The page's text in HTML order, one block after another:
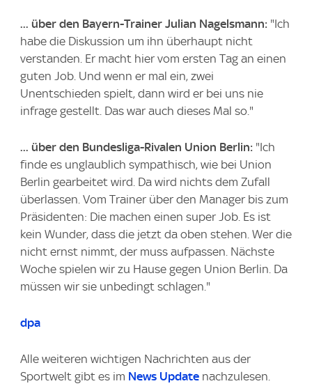
... über den Bayern-Trainer Julian Nagelsmann: "Ich
habe die Diskussion um ihn überhaupt nicht
verstanden. Er macht hier vom ersten Tag an einen
guten Job. Und wenn er mal ein, zwei
Unentschieden spielt, dann wird er bei uns nie
infrage gestellt. Das war auch dieses Mal so."
... über den Bundesliga-Rivalen Union Berlin: "Ich
finde es unglaublich sympathisch, wie bei Union
Berlin gearbeitet wird. Da wird nichts dem Zufall
überlassen. Vom Trainer über den Manager bis zum
Präsidenten: Die machen einen super Job. Es ist
kein Wunder, dass die jetzt da oben stehen. Wer die
nicht ernst nimmt, der muss aufpassen. Nächste
Woche spielen wir zu Hause gegen Union Berlin. Da
müssen wir sie unbedingt schlagen."
dpa
Alle weiteren wichtigen Nachrichten aus der
Sportwelt gibt es im News Update nachzulesen.